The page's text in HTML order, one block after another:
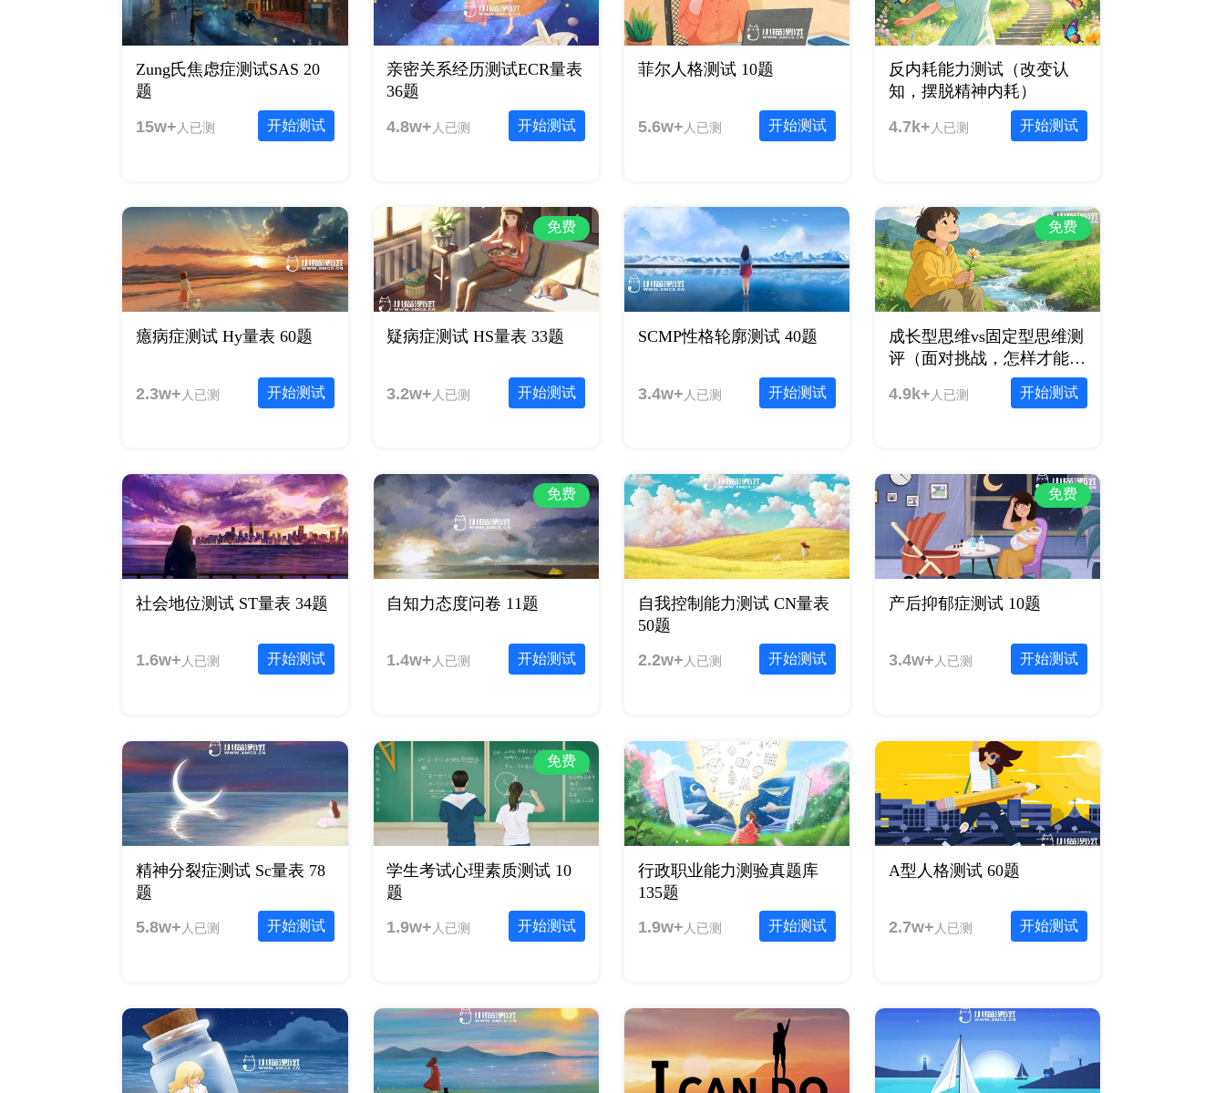
Zung氏焦虑症测试SAS 20
题
开始测试
15w+ 人已测
亲密关系经历测试ECR量表
36题
开始测试
4.8w+ 人已测
菲尔人格测试 10题
开始测试
5.6w+ 人已测
反内耗能力测试（改变认
知，摆脱精神内耗）
开始测试
4.7k+ 人已测
癔病症测试 Hy量表 60题
开始测试
2.3w+ 人已测
免费
疑病症测试 HS量表 33题
开始测试
3.2w+ 人已测
SCMP性格轮廓测试 40题
开始测试
3.4w+ 人已测
免费
成长型思维vs固定型思维测
评（面对挑战，怎样才能越
开始测试
4.9k+ 人已测
社会地位测试 ST量表 34题
开始测试
1.6w+ 人已测
免费
自知力态度问卷 11题
开始测试
1.4w+ 人已测
自我控制能力测试 CN量表
50题
开始测试
2.2w+ 人已测
免费
产后抑郁症测试 10题
开始测试
3.4w+ 人已测
精神分裂症测试 Sc量表 78
题
开始测试
5.8w+ 人已测
免费
学生考试心理素质测试 10
题
开始测试
1.9w+ 人已测
行政职业能力测验真题库
135题
开始测试
1.9w+ 人已测
A型人格测试 60题
开始测试
2.7w+ 人已测